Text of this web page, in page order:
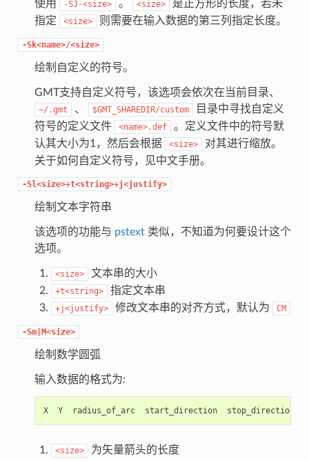
使用 -SJ-<size> 。 <size>
是正方形的长度，若未
指定
<size> 则需要在输入数据的第三列指定长度。
-Sk<name>/<size>
绘制自定义的符号。
GMT支持自定义符号，该选项会依次在当前目录、
~/.gmt 、 $GMT_SHAREDIR/custom
目录中寻找自定义
符号的定义文件
<name>.def
。定义文件中的符号默
认其大小为1，然后会根据
<size>
对其进行缩放。
关于如何自定义符号，见中文手册。
-Sl<size>+t<string>+j<justify>
绘制文本字符串
该选项的功能与 pstext类似，不知道为何要设计这个
选项。
<size> 文本串的大小
+t<string> 指定文本串
+j<justify> 修改文本串的对齐方式，默认为 CM
-Sm|M<size>
绘制数学圆弧
输入数据的格式为:
<size>
为矢量箭头的长度